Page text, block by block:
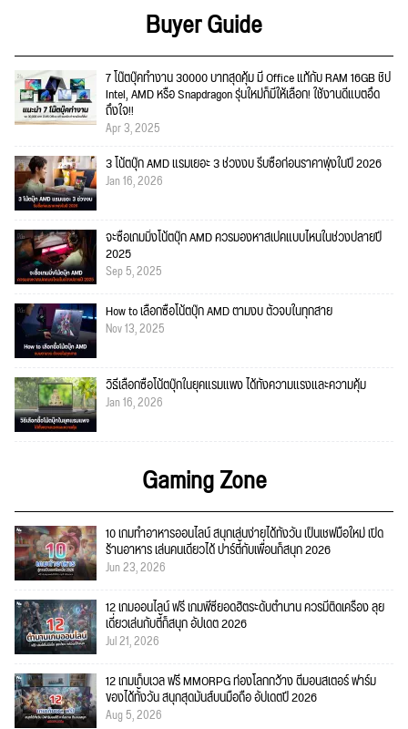
Buyer Guide
7 โน๊ตบุ๊คทำงาน 30000 บาทสุดคุ้ม มี Office แท้กับ RAM 16GB ชิป
Intel, AMD หรือ Snapdragon รุ่นใหม่ก็มีให้เลือก! ใช้งานดีแบตอึด
ถึงใจ!!
Apr 3, 2025
3 โน้ตบุ๊ก AMD แรมเยอะ 3 ช่วงงบ รีบซื้อก่อนราคาพุ่งในปี 2026
Jan 16, 2026
จะซื้อเกมมิ่งโน้ตบุ๊ก AMD ควรมองหาสเปคแบบไหนในช่วงปลายปี
2025
Sep 5, 2025
How to เลือกซื้อโน้ตบุ๊ก AMD ตามงบ ตัวจบในทุกสาย
Nov 13, 2025
วิธีเลือกซื้อโน้ตบุ๊กในยุคแรมแพง ได้ทั้งความแรงและความคุ้ม
Jan 16, 2026
Gaming Zone
10 เกมทำอาหารออนไลน์ สนุกเล่นง่ายได้ทั้งวัน เป็นเชฟมือใหม่ เปิด
ร้านอาหาร เล่นคนเดียวได้ ปาร์ตี้กับเพื่อนก็สนุก 2026
Jun 23, 2026
12 เกมออนไลน์ ฟรี เกมพีซียอดฮิตระดับตำนาน ควรมีติดเครื่อง ลุย
เดี่ยวเล่นกับตี้ก็สนุก อัปเดต 2026
Jul 21, 2026
12 เกมเก็บเวล ฟรี MMORPG ท่องโลกกว้าง ตีมอนสเตอร์ ฟาร์ม
ของได้ทั้งวัน สนุกสุดมันส์บนมือถือ อัปเดตปี 2026
Aug 5, 2026